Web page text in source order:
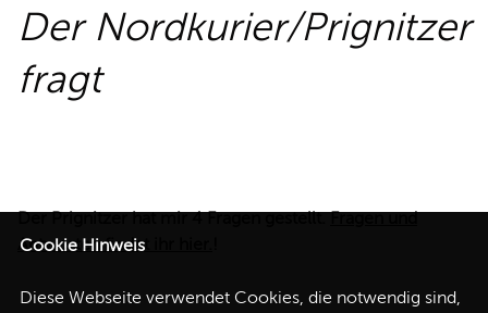
FACEBOOK-SEITE
Der Nordkurier/Prignitzer
fragt
Der Prignitzer hat mir 4 Fragen gestellt.Fragen und
Antworten findet ihr hier.
Cookie Hinweis
Diese Webseite verwendet Cookies, die notwendig sind,